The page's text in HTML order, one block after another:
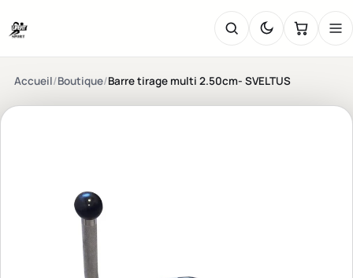
Accueil/Boutique/Barre tirage multi 2.50cm- SVELTUS